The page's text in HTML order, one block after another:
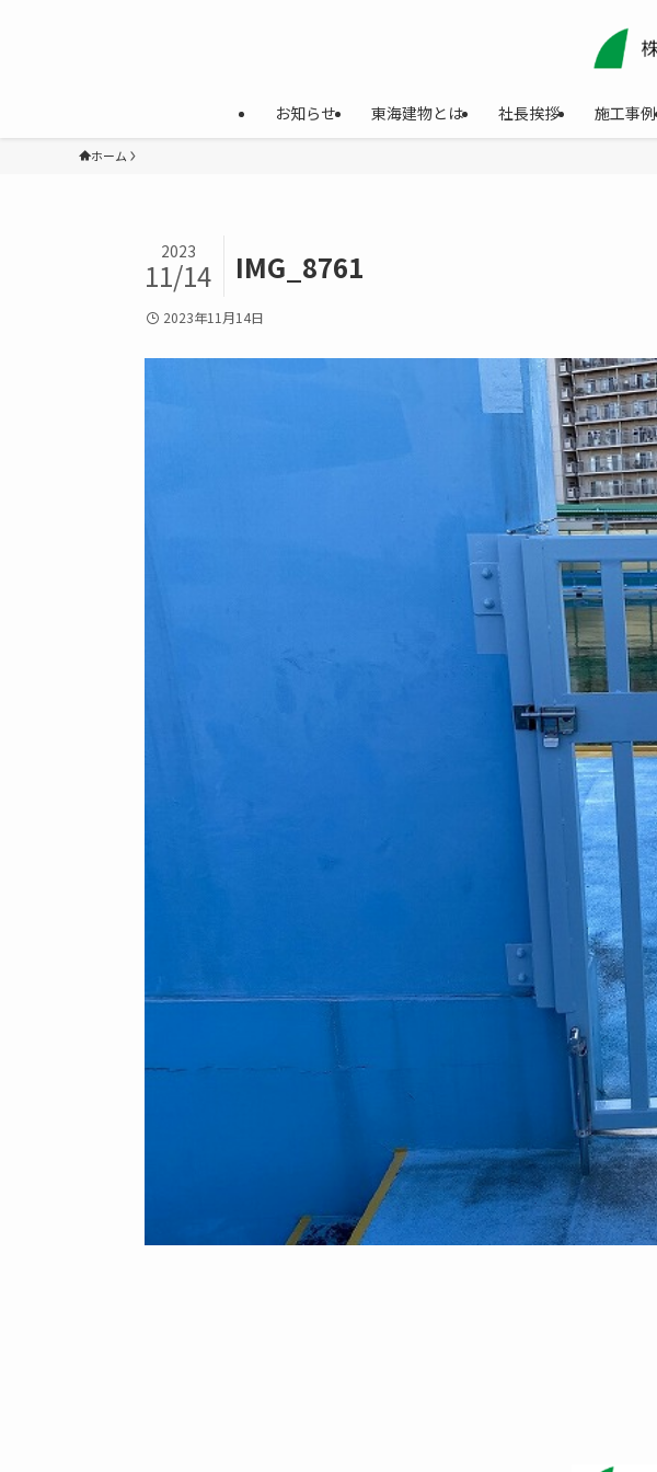
お知らせ 東海建物とは 社長挨拶 施工事例
ホーム
IMG_8761
2023
11/14
2023年11月14日